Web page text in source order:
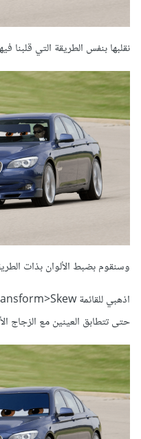
نقلبها بنفس الطريقة التي قلبنا
وسنقوم بضبط الألوان بذات
حتى تتطابق العينين مع الزجاج